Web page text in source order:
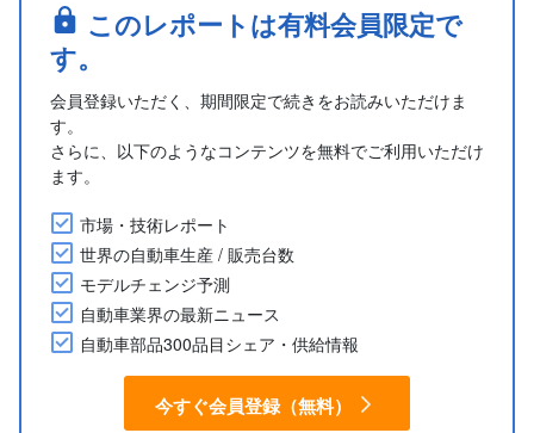
このレポートは有料会員限定で
す。
会員登録いただく、期間限定で続きをお読みいただけま
す。
さらに、以下のようなコンテンツを無料でご利用いただけ
ます。
市場・技術レポート
世界の自動車生産 / 販売台数
モデルチェンジ予測
自動車業界の最新ニュース
自動車部品300品目シェア・供給情報
今すぐ会員登録（無料）